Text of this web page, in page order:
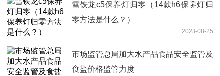
雪铁龙c5保养灯归零（14款h6保养灯归
零方法是什么？）
2023-08-25
市场监管总局加大水产品食品安全监管及
食盐价格监管力度